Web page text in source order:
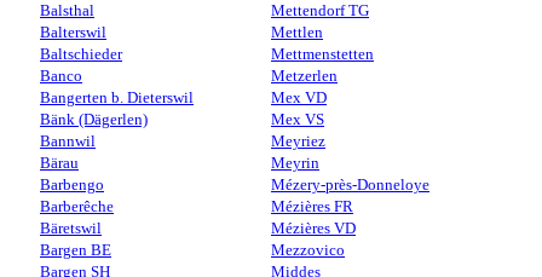
Balsthal
Balterswil
Baltschieder
Banco
Bangerten b. Dieterswil
Bänk (Dägerlen)
Bannwil
Bärau
Barbengo
Barberêche
Bäretswil
Bargen BE
Bargen SH
Mettendorf TG
Mettlen
Mettmenstetten
Metzerlen
Mex VD
Mex VS
Meyriez
Meyrin
Mézery-près-Donneloye
Mézières FR
Mézières VD
Mezzovico
Middes